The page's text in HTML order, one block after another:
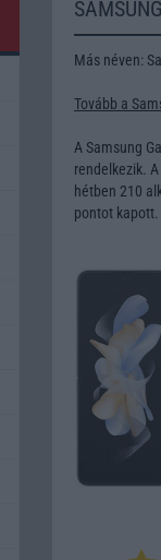
Más néven:
Tovább a
A Samsung
rendelkezik.
hétben 210
pontot kapott.